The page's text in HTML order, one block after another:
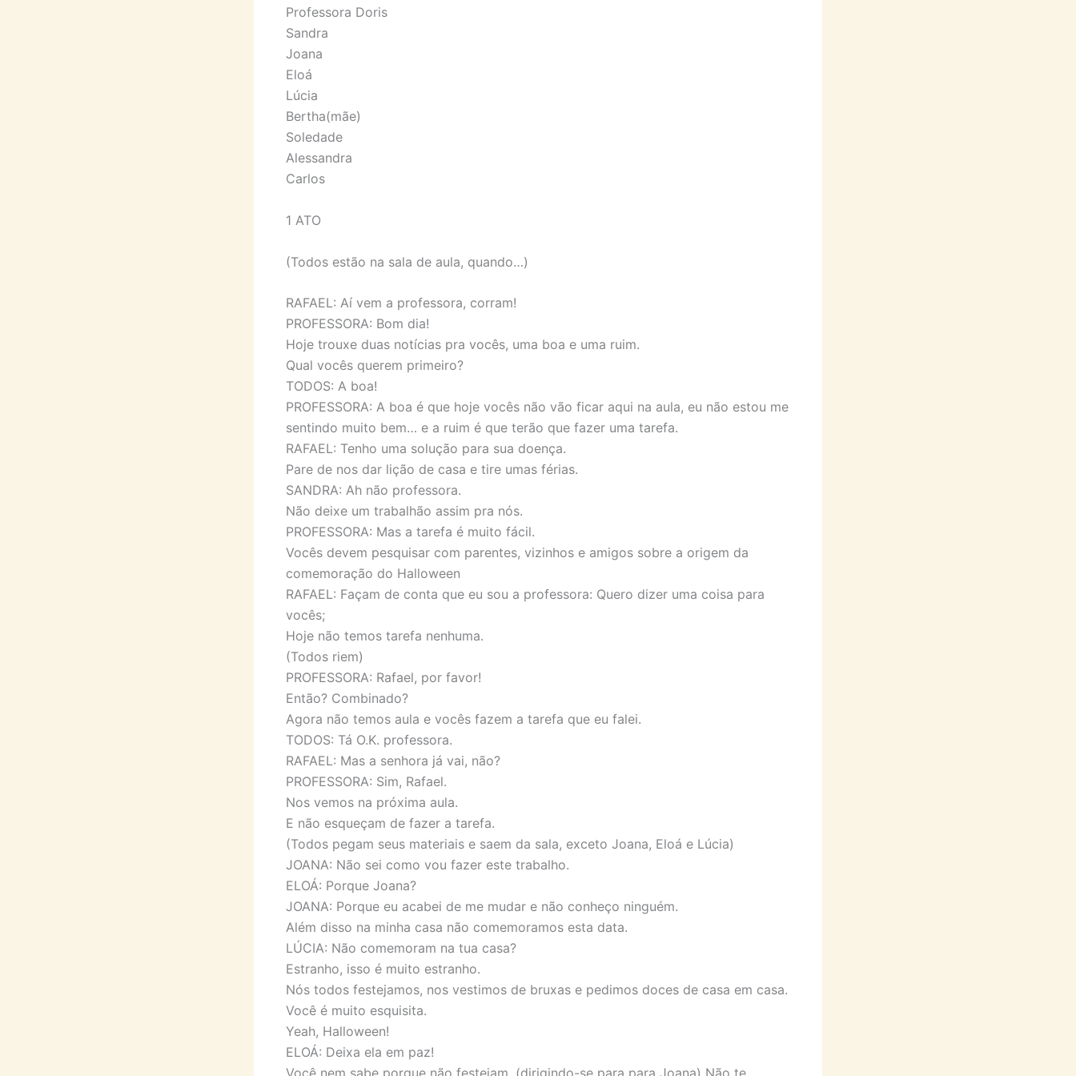
Professora Doris
Sandra
Joana
Eloá
Lúcia
Bertha(mãe)
Soledade
Alessandra
Carlos
1 ATO
(Todos estão na sala de aula, quando…)
RAFAEL: Aí vem a professora, corram!
PROFESSORA: Bom dia!
Hoje trouxe duas notícias pra vocês, uma boa e uma ruim.
Qual vocês querem primeiro?
TODOS: A boa!
PROFESSORA: A boa é que hoje vocês não vão ficar aqui na aula, eu não estou me
sentindo muito bem… e a ruim é que terão que fazer uma tarefa.
RAFAEL: Tenho uma solução para sua doença.
Pare de nos dar lição de casa e tire umas férias.
SANDRA: Ah não professora.
Não deixe um trabalhão assim pra nós.
PROFESSORA: Mas a tarefa é muito fácil.
Vocês devem pesquisar com parentes, vizinhos e amigos sobre a origem da
comemoração do Halloween
RAFAEL: Façam de conta que eu sou a professora: Quero dizer uma coisa para
vocês;
Hoje não temos tarefa nenhuma.
(Todos riem)
PROFESSORA: Rafael, por favor!
Então? Combinado?
Agora não temos aula e vocês fazem a tarefa que eu falei.
TODOS: Tá O.K. professora.
RAFAEL: Mas a senhora já vai, não?
PROFESSORA: Sim, Rafael.
Nos vemos na próxima aula.
E não esqueçam de fazer a tarefa.
(Todos pegam seus materiais e saem da sala, exceto Joana, Eloá e Lúcia)
JOANA: Não sei como vou fazer este trabalho.
ELOÁ: Porque Joana?
JOANA: Porque eu acabei de me mudar e não conheço ninguém.
Além disso na minha casa não comemoramos esta data.
LÚCIA: Não comemoram na tua casa?
Estranho, isso é muito estranho.
Nós todos festejamos, nos vestimos de bruxas e pedimos doces de casa em casa.
Você é muito esquisita.
Yeah, Halloween!
ELOÁ: Deixa ela em paz!